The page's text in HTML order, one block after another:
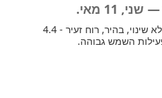
11 מאי.
מחר ברוב חלקי הארץ טמפרטורה ללא שינוי, בהיר, רוח זעיר - 4.4
השמש גבוהה.